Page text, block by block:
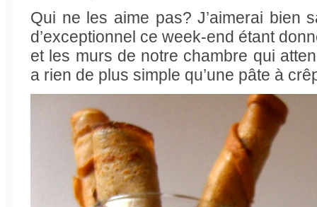
Qui ne les aime pas? J’aimerai bien
d’exceptionnel ce week-end étant
et les murs de notre chambre qui
a rien de plus simple qu’une pâte à